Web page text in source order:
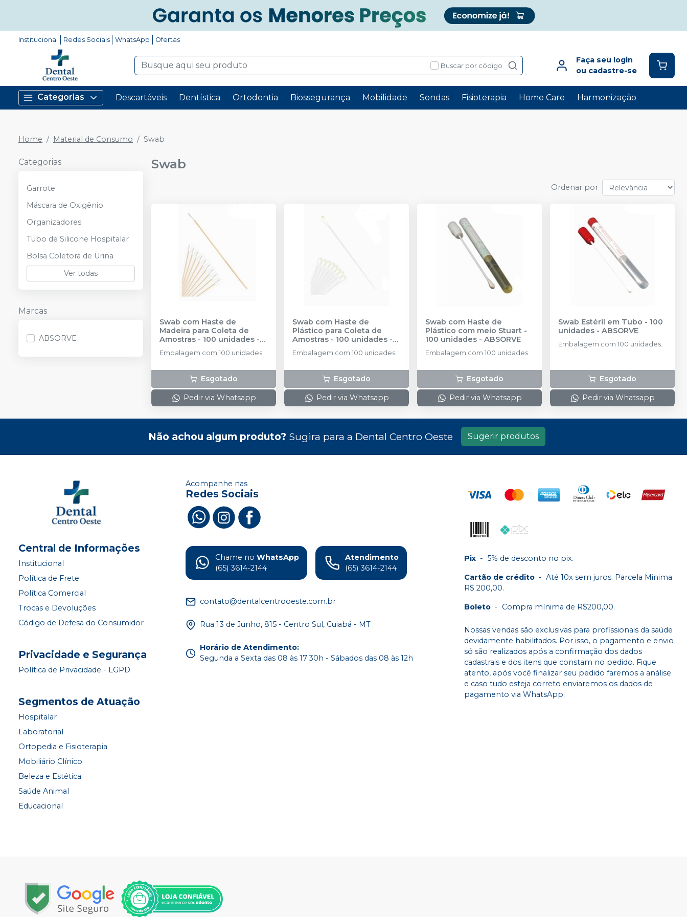
Institucional Redes Sociais WhatsApp Ofertas
Buscar por código
Faça seu login
ou cadastre-se
Categorias Descartáveis Dentística Ortodontia Biossegurança Mobilidade Sondas Fisioterapia Home Care Harmonização
Home Material de Consumo Swab
Categorias
Garrote
Máscara de Oxigênio
Organizadores
Tubo de Silicone Hospitalar
Bolsa Coletora de Urina
Ver todas
Marcas
ABSORVE
Swab
Ordenar por
Swab com Haste de
Madeira para Coleta de
Amostras - 100 unidades -
ABSORVE
Embalagem com 100 unidades.
Esgotado
Pedir via Whatsapp
Swab com Haste de
Plástico para Coleta de
Amostras - 100 unidades -
ABSORVE
Embalagem com 100 unidades.
Esgotado
Pedir via Whatsapp
Swab com Haste de
Plástico com meio Stuart -
100 unidades - ABSORVE
Embalagem com 100 unidades.
Esgotado
Pedir via Whatsapp
Swab Estéril em Tubo - 100
unidades - ABSORVE
Embalagem com 100 unidades.
Esgotado
Pedir via Whatsapp
Não achou algum produto? Sugira para a Dental Centro Oeste Sugerir produtos
Central de Informações
Institucional
Política de Frete
Política Comercial
Trocas e Devoluções
Código de Defesa do Consumidor
Privacidade e Segurança
Política de Privacidade - LGPD
Segmentos de Atuação
Hospitalar
Laboratorial
Ortopedia e Fisioterapia
Mobiliário Clínico
Beleza e Estética
Saúde Animal
Educacional
Acompanhe nas
Redes Sociais
Chame no WhatsApp
(65) 3614-2144
Atendimento
(65) 3614-2144
contato@dentalcentrooeste.com.br
Rua 13 de Junho, 815 - Centro Sul, Cuiabá - MT
Horário de Atendimento:
Segunda a Sexta das 08 às 17:30h - Sábados das 08 às 12h
Pix - 5% de desconto no pix.
Cartão de crédito - Até 10x sem juros. Parcela Minima
R$ 200,00.
Boleto - Compra mínima de R$200,00.
Nossas vendas são exclusivas para profissionais da saúde
devidamente habilitados. Por isso, o pagamento e envio
só são realizados após a confirmação dos dados
cadastrais e dos itens que constam no pedido. Fique
atento, após você finalizar seu pedido faremos a análise
e caso tudo esteja correto enviaremos os dados de
pagamento via WhatsApp.